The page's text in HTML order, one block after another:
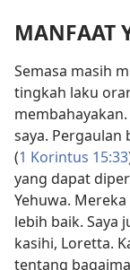
MANFAAT
Semasa masih
tingkah laku
saya. Pergaulan
(1 Korintus 15:33
yang dapat
Yehuwa.
lebih baik. Saya
kasihi, Loretta.
tentang